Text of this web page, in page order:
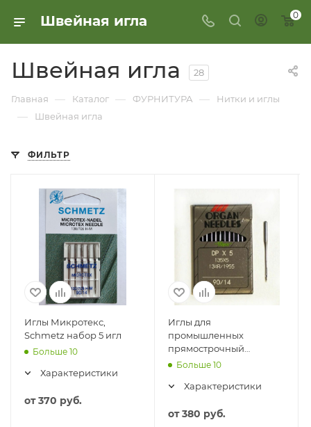
Швейная игла 0
Швейная игла 28
Главная — Каталог — ФУРНИТУРА — Нитки и иглы
— Швейная игла
ФИЛЬТР
Иглы Микротекс,
Schmetz набор 5 игл
Больше 10
Характеристики
от370 руб.
Иглы для
промышленных
прямострочный
швейных машин
набор 10 игл
Больше 10
Характеристики
от380 руб.